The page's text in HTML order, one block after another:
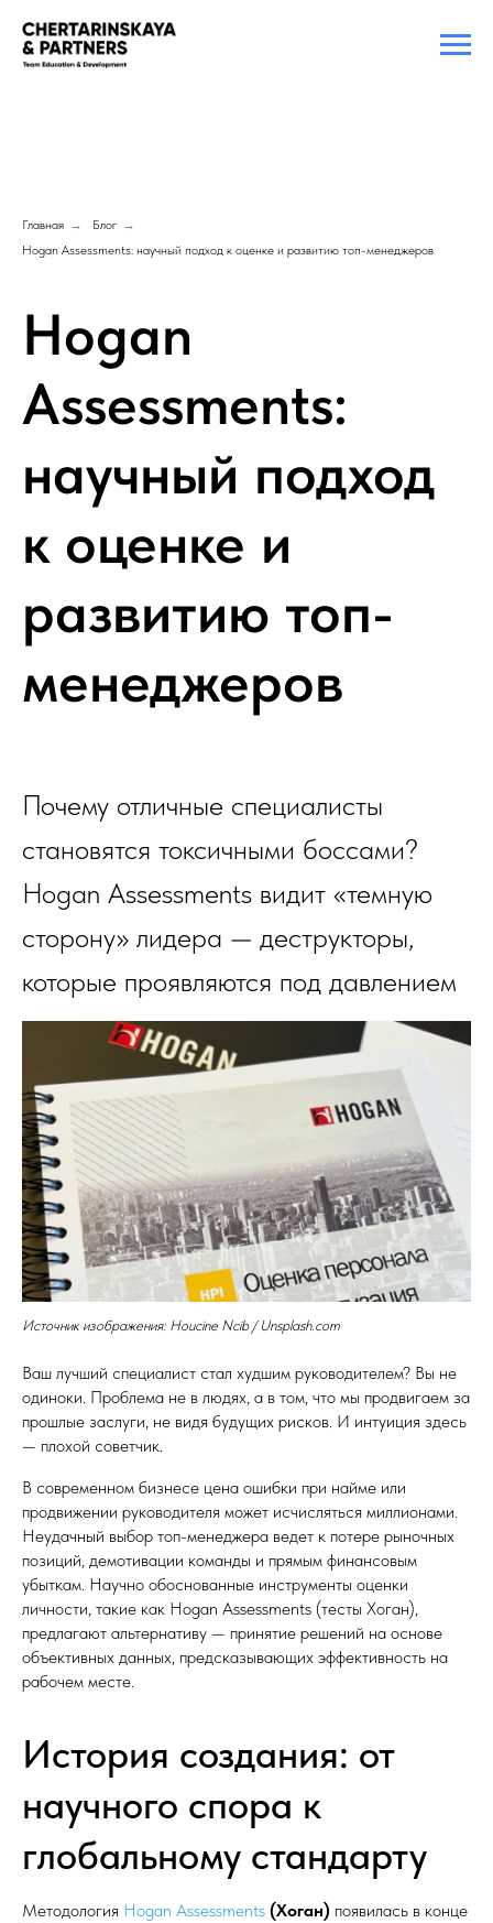
Главная → Блог →
Hogan Assessments: научный подход к оценке и развитию топ-менеджеров
Hogan
Assessments:
научный подход
к оценке и
развитию топ-
менеджеров
Почему отличные специалисты
становятся токсичными боссами?
Hogan Assessments видит «темную
сторону» лидера — деструкторы,
которые проявляются под давлением
Источник изображения: Houcine Ncib / Unsplash.com
Ваш лучший специалист стал худшим руководителем? Вы не
одиноки. Проблема не в людях, а в том, что мы продвигаем за
прошлые заслуги, не видя будущих рисков. И интуиция здесь
— плохой советчик.
В современном бизнесе цена ошибки при найме или
продвижении руководителя может исчисляться миллионами.
Неудачный выбор топ-менеджера ведет к потере рыночных
позиций, демотивации команды и прямым финансовым
убыткам. Научно обоснованные инструменты оценки
личности, такие как Hogan Assessments (тесты Хоган),
предлагают альтернативу — принятие решений на основе
объективных данных, предсказывающих эффективность на
рабочем месте.
История создания: от
научного спора к
глобальному стандарту
Методология Hogan Assessments (Хоган) появилась в конце